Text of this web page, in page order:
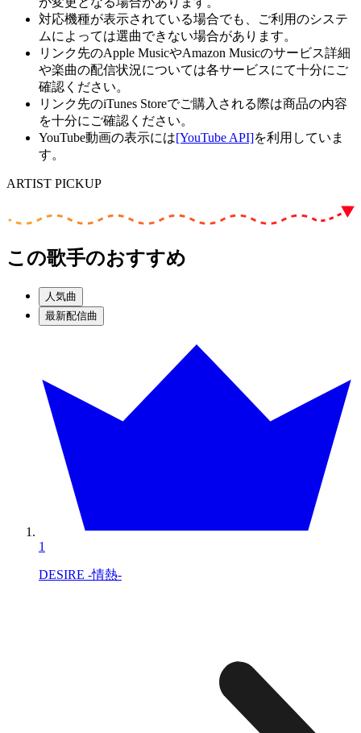
対応機種が表示されている場合でも、ご利用のシステ
ムによっては選曲できない場合があります。
リンク先のApple MusicやAmazon Musicのサービス詳細
や楽曲の配信状況については各サービスにて十分にご
確認ください。
リンク先のiTunes Storeでご購入される際は商品の内容
を十分にご確認ください。
YouTube動画の表示には[YouTube API]を利用していま
す。
ARTIST PICKUP
この歌手のおすすめ
人気曲
最新配信曲
1
DESIRE -情熱-